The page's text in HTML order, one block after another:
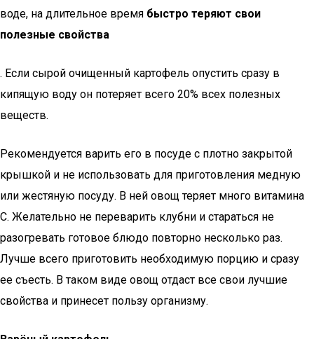
воде, на длительное время быстро теряют свои
полезные свойства
. Если сырой очищенный картофель опустить сразу в
кипящую воду он потеряет всего 20% всех полезных
веществ.
Рекомендуется варить его в посуде с плотно закрытой
крышкой и не использовать для приготовления медную
или жестяную посуду. В ней овощ теряет много витамина
С. Желательно не переварить клубни и стараться не
разогревать готовое блюдо повторно несколько раз.
Лучше всего приготовить необходимую порцию и сразу
ее съесть. В таком виде овощ отдаст все свои лучшие
свойства и принесет пользу организму.